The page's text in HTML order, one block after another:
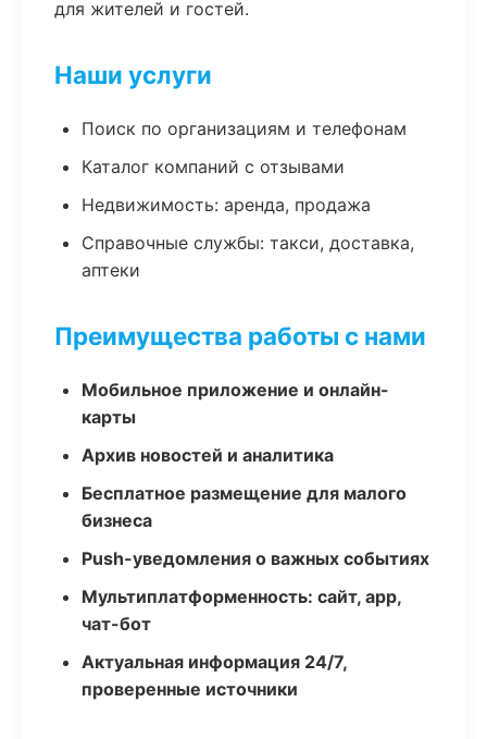
для жителей и гостей.
Наши услуги
Поиск по организациям и телефонам
Каталог компаний с отзывами
Недвижимость: аренда, продажа
Справочные службы: такси, доставка,
аптеки
Преимущества работы с нами
Мобильное приложение и онлайн-
карты
Архив новостей и аналитика
Бесплатное размещение для малого
бизнеса
Push-уведомления о важных событиях
Мультиплатформенность: сайт, app,
чат-бот
Актуальная информация 24/7,
проверенные источники